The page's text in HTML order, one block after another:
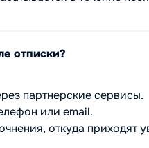
отписки?
партнерские сервисы.
или email.
откуда приходят